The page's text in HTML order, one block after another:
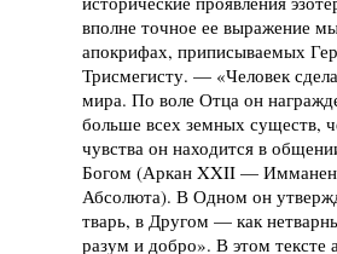
вполне точное ее выражение
апокрифах, приписываемых
Трисмегисту. — «Человек
мира. По воле Отца он
больше всех земных существ,
чувства он находится в
Богом (Аркан XXII —
Абсолюта). В Одном он
тварь, в Другом — как
разум и добро». В этом тексте